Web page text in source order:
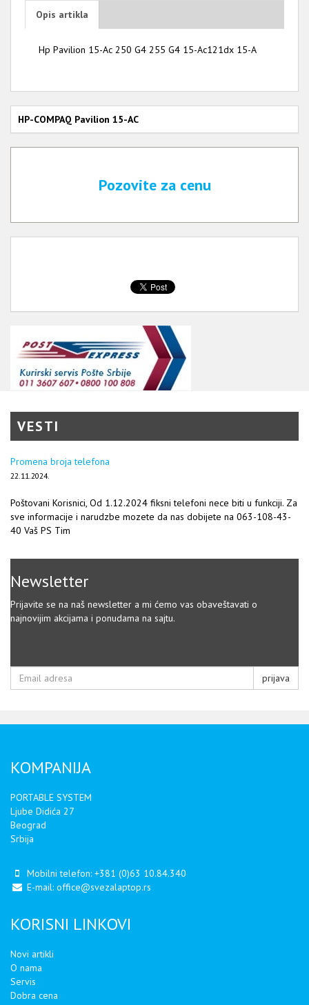
Opis artikla
Hp Pavilion 15-Ac 250 G4 255 G4 15-Ac121dx 15-A
HP-COMPAQ Pavilion 15-AC
Pozovite za cenu
VESTI
Promena broja telefona
22.11.2024.
Poštovani Korisnici, Od 1.12.2024 fiksni telefoni nece biti u funkciji. Za
sve informacije i narudzbe mozete da nas dobijete na 063-108-43-
40 Vaš PS Tim
Newsletter
Prijavite se na naš newsletter a mi ćemo vas obaveštavati o
najnovijim akcijama i ponudama na sajtu.
prijava
KOMPANIJA
PORTABLE SYSTEM
Ljube Didića 27
Beograd
Srbija
Mobilni telefon: +381 (0)63 10.84.340
E-mail: office@svezalaptop.rs
KORISNI LINKOVI
Novi artikli
O nama
Servis
Dobra cena